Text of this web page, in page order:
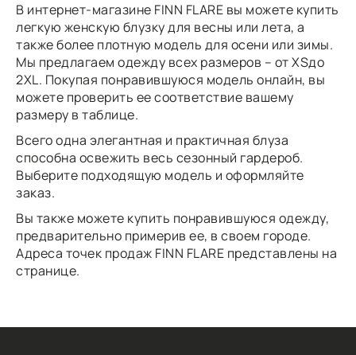
В интернет-магазине FINN FLARE вы можете купить
легкую женскую блузку для весны или лета, а
также более плотную модель для осени или зимы.
Мы предлагаем одежду всех размеров – от XSдо
2XL. Покупая понравившуюся модель онлайн, вы
можете проверить ее соответствие вашему
размеру в таблице.
Всего одна элегантная и практичная блуза
способна освежить весь сезонный гардероб.
Выберите подходящую модель и оформляйте
заказ.
Вы также можете купить понравившуюся одежду,
предварительно примерив ее, в своем городе.
Адреса точек продаж FINN FLARE представлены на
странице.